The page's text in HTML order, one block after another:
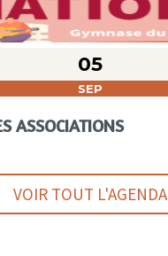
05
SEP
ASSOCIATIONS
VOIR TOUT L'AGENDA